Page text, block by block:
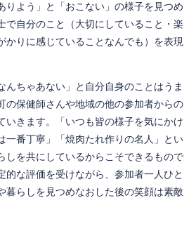
りよう」と「おこない」の様子を見つめ
で自分のこと（大切にしていること・楽
かりに感じていることなんでも）を表現
ちゃあない」と自分自身のことはうま
の保健師さんや地域の他の参加者からの
いきます。「いつも皆の様子を気にかけ
一番丁寧」「焼肉たれ作りの名人」とい
しを共にしているからこそできるもので
的な評価を受けながら、参加者一人ひと
暮らしを見つめなおした後の笑顔は素敵